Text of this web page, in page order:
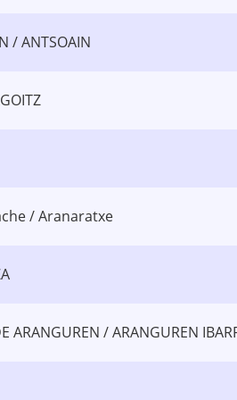
/ ANTSOAIN
/ Aranaratxe
ARANGUREN / ARANGUREN